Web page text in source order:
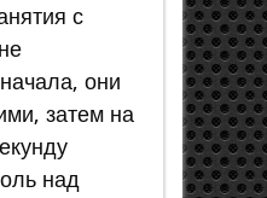
с
они
затем на
над